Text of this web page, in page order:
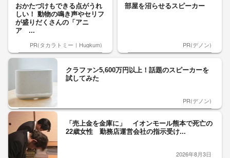
おかたづけもできる点がうれ
しい！ 動物の鳴き声やセリフ
が盛りだくさんの「アニ
ア ...
PR(タカラトミー｜Hugkum)
部屋を沼らせるスピーカー
PR(デノン)
クラファン5,600万円以上！話題のスピーカーを
試してみた
PR(デノン)
「売上金を金庫に」 イオンモール熊本で死亡の
22歳女性 勤務店運営会社の指示受け...
2026年8月3日